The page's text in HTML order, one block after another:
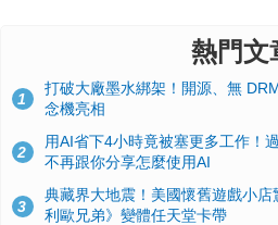
熱門文
1
打破大廠墨水綁架！開源、無
念機亮相
2
用AI省下4小時竟被塞更多工作！
不再跟你分享怎麼使用AI
3
典藏界大地震！美國懷舊遊戲小
利歐兄弟》變體任天堂卡帶